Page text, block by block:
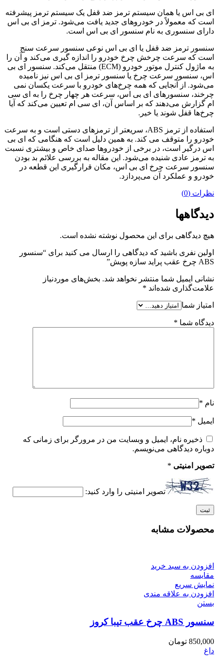
ای بی اس یا همان سیستم ترمز ضد قفل یک سیستم ترمز پیشرفته
است که معمولاً در خودروهای جدید یافت می‌شود. ترمز ای بی اس
دارای سنسوری به نام سنسور ای بی اس است.
سنسور ترمز ضد قفل یا ای بی اس نوعی سنسور سرعت سنج
است که سرعت چرخش چرخ خودرو را اندازه گیری می‌کند و آن را
به ماژول کنترل موتور خودرو (ECM) منتقل می‌کند. سنسور ای بی
اس، سنسور سرعت چرخ یا سنسور ترمز ای بی اس نیز نامیده
می‌شود. از آنجایی که همه چرخ‌های خودرو با سرعت یکسان نمی
چرخند، سنسورهای ای بی اس، سرعت هر چهار چرخ را به ای سی
ام گزارش می‌دهند که بر اساس آن، ای سی ام تعیین می‌کند که آیا
چرخ‌ها قفل ‌شوند یا خیر.
استفاده از ترمز ABS، سریعتر از ترمزهای دستی است و به سرعت
خودرو را متوقف می کند. به همین دلیل است که هنگامی که ای بی
اس درگیر است، در برخی از خودروها صدای خاص و بیشتری نسبت
به ترمز عادی شنیده می‌شود. این مقاله به بررسی علائم بد بودن
سنسور سرعت چرخ ای بی اس، مکان قرارگیری این قطعه در
خودرو و عملکرد آن می‌پردازد.
نظرات (0)
دیدگاهها
هیچ دیدگاهی برای این محصول نوشته نشده است.
اولین نفری باشید که دیدگاهی را ارسال می کنید برای “سنسور
ABS چرخ عقب پراید سازه پویش”
نشانی ایمیل شما منتشر نخواهد شد. بخش‌های موردنیاز
علامت‌گذاری شده‌اند *
امتیاز شما
دیدگاه شما *
نام *
ایمیل *
ذخیره نام، ایمیل و وبسایت من در مرورگر برای زمانی که
دوباره دیدگاهی می‌نویسم.
تصویر امنیتی *
تصویر امنیتی را وارد کنید:
محصولات مشابه
افزودن به سبد خرید
مقایسه
نمایش سریع
افزودن به علاقه مندی
بستن
سنسور ABS چرخ عقب تیبا کروز
850,000 تومان
داغ